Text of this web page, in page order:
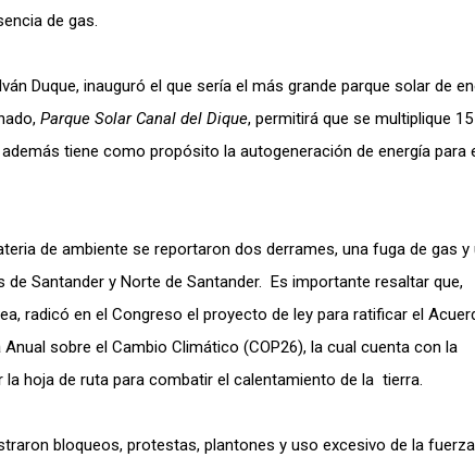
de gas.
Duque, inauguró el que sería el más grande parque solar de
Parque Solar Canal del Dique, permitirá que se multiplique
tiene como propósito la autogeneración de energía para
de ambiente se reportaron dos derrames, una fuga de gas y
Santander y Norte de Santander. Es importante resaltar que,
radicó en el Congreso el proyecto de ley para ratificar el
sobre el Cambio Climático (COP26), la cual cuenta con la
hoja de ruta para combatir el calentamiento de la tierra.
bloqueos, protestas, plantones y uso excesivo de la